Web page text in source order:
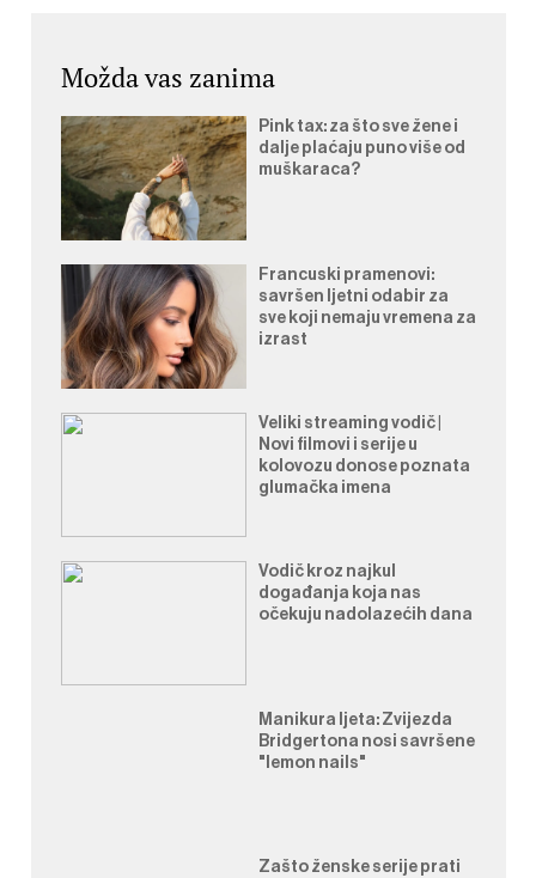
Možda vas zanima
Pink tax: za što sve žene i
dalje plaćaju puno više od
muškaraca?
Francuski pramenovi:
savršen ljetni odabir za
sve koji nemaju vremena za
izrast
Veliki streaming vodič |
Novi filmovi i serije u
kolovozu donose poznata
glumačka imena
Vodič kroz najkul
događanja koja nas
očekuju nadolazećih dana
Manikura ljeta: Zvijezda
Bridgertona nosi savršene
"lemon nails"
Zašto ženske serije prati